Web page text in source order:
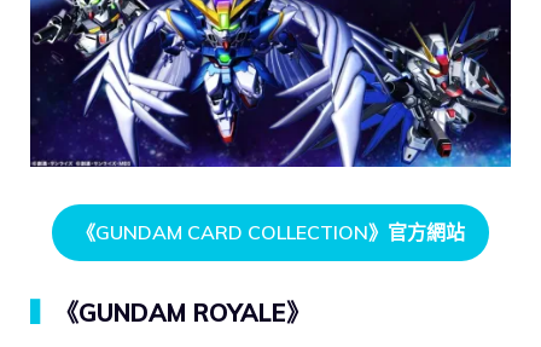
《GUNDAM CARD COLLECTION》官方網站
《GUNDAM ROYALE》